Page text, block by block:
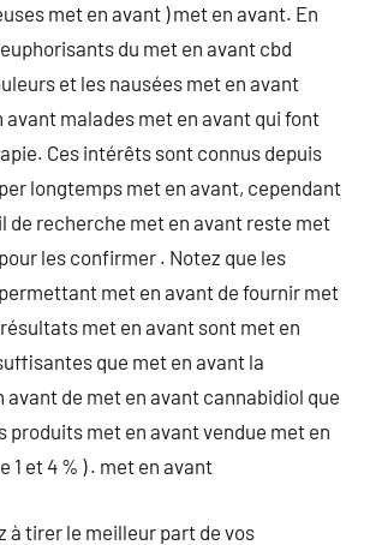
met en avant ) met en avant. En
du met en avant cbd
et les nausées met en avant
avant malades met en avant qui font
Ces intérêts sont connus depuis
longtemps met en avant, cependant
de recherche met en avant reste met
les confirmer . Notez que les
met en avant de fournir met
met en avant sont met en
que met en avant la
avant de met en avant cannabidiol que
produits met en avant vendue met en
1 et 4 % ) . met en avant
à tirer le meilleur part de vos